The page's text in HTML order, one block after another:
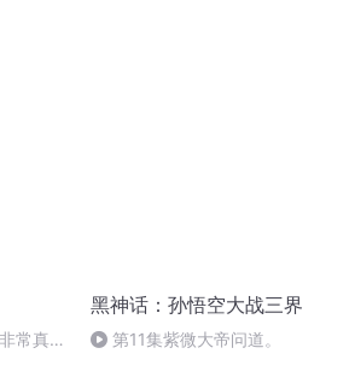
常真
黑神话：孙悟空大战三界
第11集紫微大帝问道。